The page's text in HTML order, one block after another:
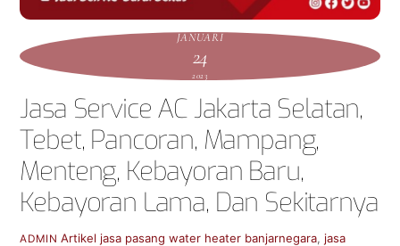
JANUARI
24
2023
Jasa Service AC Jakarta Selatan,
Tebet, Pancoran, Mampang,
Menteng, Kebayoran Baru,
Kebayoran Lama, Dan Sekitarnya
ADMIN Artikel jasa pasang water heater banjarnegara, jasa